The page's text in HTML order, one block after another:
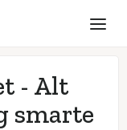
- Alt
smarte